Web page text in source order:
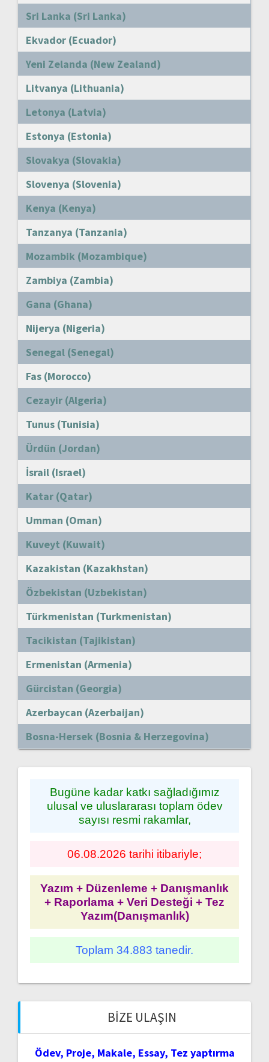
Sri Lanka (Sri Lanka)
Ekvador (Ecuador)
Yeni Zelanda (New Zealand)
Litvanya (Lithuania)
Letonya (Latvia)
Estonya (Estonia)
Slovakya (Slovakia)
Slovenya (Slovenia)
Kenya (Kenya)
Tanzanya (Tanzania)
Mozambik (Mozambique)
Zambiya (Zambia)
Gana (Ghana)
Nijerya (Nigeria)
Senegal (Senegal)
Fas (Morocco)
Cezayir (Algeria)
Tunus (Tunisia)
Ürdün (Jordan)
İsrail (Israel)
Katar (Qatar)
Umman (Oman)
Kuveyt (Kuwait)
Kazakistan (Kazakhstan)
Özbekistan (Uzbekistan)
Türkmenistan (Turkmenistan)
Tacikistan (Tajikistan)
Ermenistan (Armenia)
Gürcistan (Georgia)
Azerbaycan (Azerbaijan)
Bosna-Hersek (Bosnia & Herzegovina)
Bugüne kadar katkı sağladığımız
ulusal ve uluslararası toplam ödev
sayısı resmi rakamlar,
06.08.2026 tarihi itibariyle;
Yazım + Düzenleme + Danışmanlık
+ Raporlama + Veri Desteği + Tez
Yazım(Danışmanlık)
Toplam 34.883 tanedir.
BIZE ULAŞIN
Ödev, Proje, Makale, Essay, Tez yaptırma